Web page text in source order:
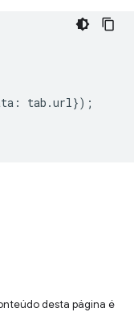
: tab .url});
desta página é